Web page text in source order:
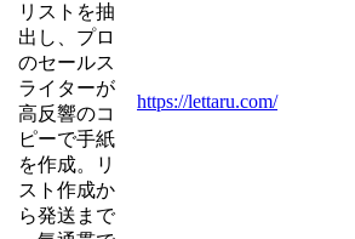
リストを抽
出し、プロ
のセールス
ライターが
高反響のコ
ピーで手紙
を作成。リ
スト作成か
ら発送まで
https://lettaru.com/